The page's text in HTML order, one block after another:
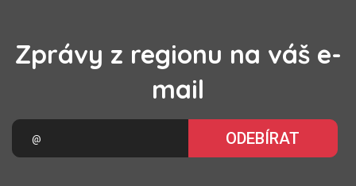
Zprávy z regionu na váš e-
mail
ODEBÍRAT